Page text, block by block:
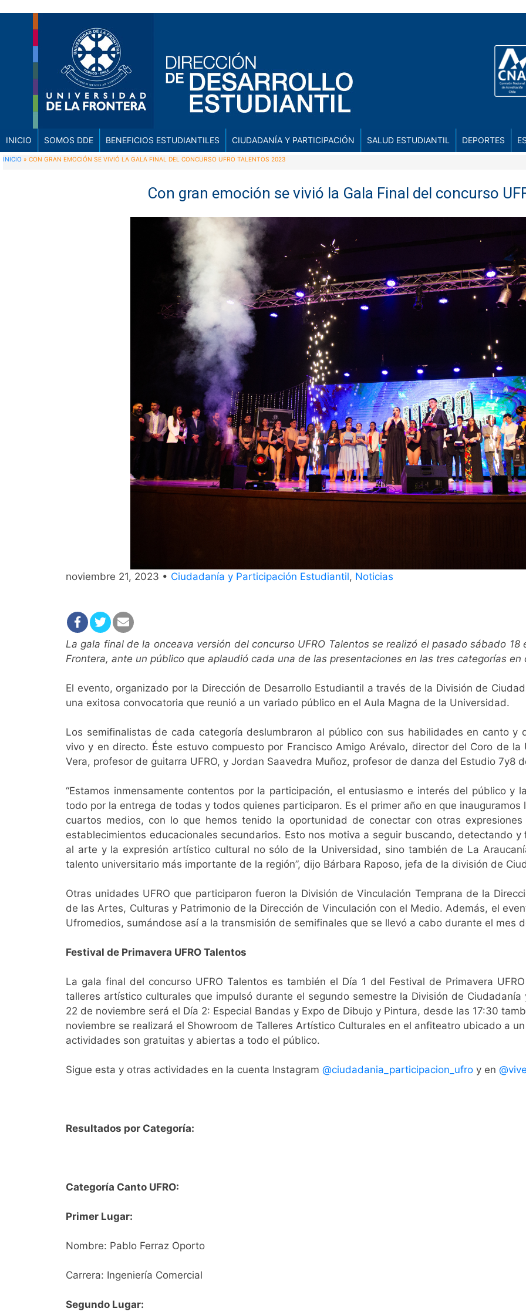
INICIO SOMOS DDE BENEFICIOS ESTUDIANTILES CIUDADANÍA Y PARTICIPACIÓN SALUD ESTUDIANTIL DEPORTES
INICIO » CON GRAN EMOCIÓN SE VIVIÓ LA GALA FINAL DEL CONCURSO UFRO TALENTOS 2023
Con gran emoción se vivió la Gala Final del concurso
noviembre 21, 2023 • Ciudadanía y Participación Estudiantil, Noticias
La gala final de la onceava versión del concurso UFRO Talentos se realizó el pasado sábado
Frontera, ante un público que aplaudió cada una de las presentaciones en las tres categorías
El evento, organizado por la Dirección de Desarrollo Estudiantil a través de la División de
una exitosa convocatoria que reunió a un variado público en el Aula Magna de la Universidad.
Los semifinalistas de cada categoría deslumbraron al público con sus habilidades en canto y
vivo y en directo. Éste estuvo compuesto por Francisco Amigo Arévalo, director del Coro de
Vera, profesor de guitarra UFRO, y Jordan Saavedra Muñoz, profesor de danza del Estudio 7y8
“Estamos inmensamente contentos por la participación, el entusiasmo e interés del público y
todo por la entrega de todas y todos quienes participaron. Es el primer año en que inauguramos
cuartos medios, con lo que hemos tenido la oportunidad de conectar con otras
establecimientos educacionales secundarios. Esto nos motiva a seguir buscando, detectando
al arte y la expresión artístico cultural no sólo de la Universidad, sino también de La
talento universitario más importante de la región”, dijo Bárbara Raposo, jefa de la división de
Otras unidades UFRO que participaron fueron la División de Vinculación Temprana de la
de las Artes, Culturas y Patrimonio de la Dirección de Vinculación con el Medio. Además, el
Ufromedios, sumándose así a la transmisión de semifinales que se llevó a cabo durante el mes
Festival de Primavera UFRO Talentos
La gala final del concurso UFRO Talentos es también el Día 1 del Festival de Primavera
talleres artístico culturales que impulsó durante el segundo semestre la División de
22 de noviembre será el Día 2: Especial Bandas y Expo de Dibujo y Pintura, desde las 17:30
noviembre se realizará el Showroom de Talleres Artístico Culturales en el anfiteatro ubicado a
actividades son gratuitas y abiertas a todo el público.
Sigue esta y otras actividades en la cuenta Instagram @ciudadania_participacion_ufro y en
Resultados por Categoría:
Categoría Canto UFRO:
Primer Lugar:
Nombre: Pablo Ferraz Oporto
Carrera: Ingeniería Comercial
Segundo Lugar: